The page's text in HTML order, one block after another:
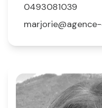
0493081039